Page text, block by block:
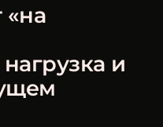
«на
и